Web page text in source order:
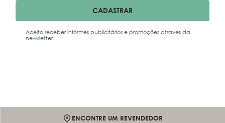
facilita a mobilidade;
Rodas com suspensão, visando mais estabilidade
em terrenos diversos.
CADASTRAR
Aceito receber informes publicitários e promoções através da
newsletter.
ENCONTRE UM REVENDEDOR